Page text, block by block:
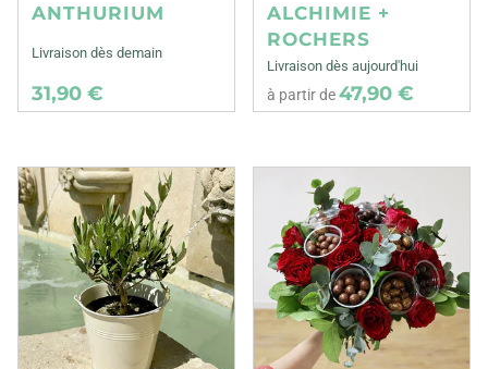
ANTHURIUM
Livraison dès demain
31,90 €
ALCHIMIE +
ROCHERS
Livraison dès aujourd'hui
à partir de47,90 €